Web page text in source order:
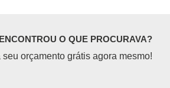
ENCONTROU O QUE PROCURAVA?
seu orçamento grátis agora mesmo!